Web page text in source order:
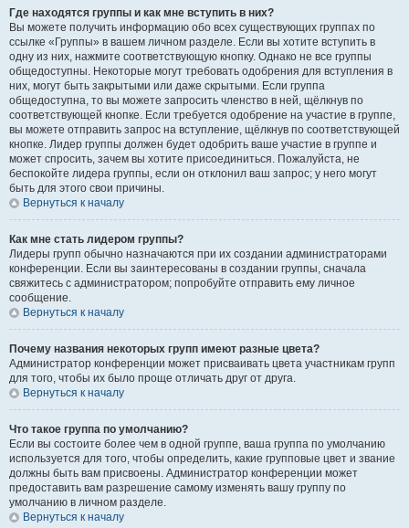
Где находятся группы и как мне вступить в них?
Вы можете получить информацию обо всех существующих группах по
ссылке «Группы» в вашем личном разделе. Если вы хотите вступить в
одну из них, нажмите соответствующую кнопку. Однако не все группы
общедоступны. Некоторые могут требовать одобрения для вступления в
них, могут быть закрытыми или даже скрытыми. Если группа
общедоступна, то вы можете запросить членство в ней, щёлкнув по
соответствующей кнопке. Если требуется одобрение на участие в группе,
вы можете отправить запрос на вступление, щёлкнув по соответствующей
кнопке. Лидер группы должен будет одобрить ваше участие в группе и
может спросить, зачем вы хотите присоединиться. Пожалуйста, не
беспокойте лидера группы, если он отклонил ваш запрос; у него могут
быть для этого свои причины.
Вернуться к началу
Как мне стать лидером группы?
Лидеры групп обычно назначаются при их создании администраторами
конференции. Если вы заинтересованы в создании группы, сначала
свяжитесь с администратором; попробуйте отправить ему личное
сообщение.
Вернуться к началу
Почему названия некоторых групп имеют разные цвета?
Администратор конференции может присваивать цвета участникам групп
для того, чтобы их было проще отличать друг от друга.
Вернуться к началу
Что такое группа по умолчанию?
Если вы состоите более чем в одной группе, ваша группа по умолчанию
используется для того, чтобы определить, какие групповые цвет и звание
должны быть вам присвоены. Администратор конференции может
предоставить вам разрешение самому изменять вашу группу по
умолчанию в личном разделе.
Вернуться к началу